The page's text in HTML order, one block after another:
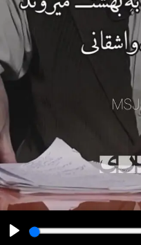
00:00